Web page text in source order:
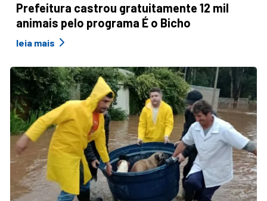
Prefeitura castrou gratuitamente 12 mil
animais pelo programa É o Bicho
leia mais